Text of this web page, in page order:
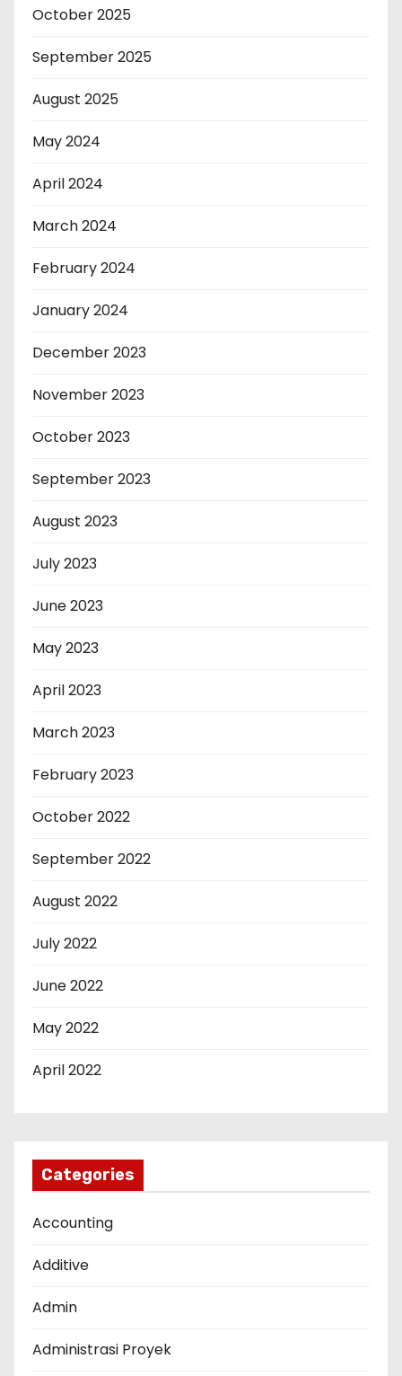
October 2025
September 2025
August 2025
May 2024
April 2024
March 2024
February 2024
January 2024
December 2023
November 2023
October 2023
September 2023
August 2023
July 2023
June 2023
May 2023
April 2023
March 2023
February 2023
October 2022
September 2022
August 2022
July 2022
June 2022
May 2022
April 2022
Categories
Accounting
Additive
Admin
Administrasi Proyek